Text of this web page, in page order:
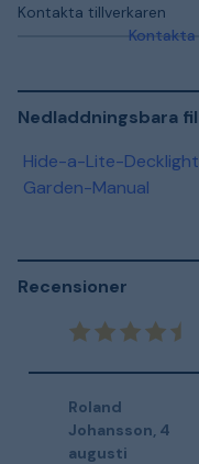
Kontakta tillverkaren
Kontakta
Nedladdningsbara
Hide-a-Lite-
Garden-Manual
Recensioner
Roland
Johansson 4
augusti